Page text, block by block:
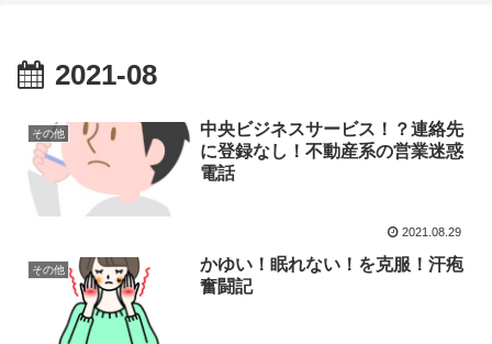
2021-08
その他
中央ビジネスサービス！？連絡先
に登録なし！不動産系の営業迷惑
電話
2021.08.29
その他
かゆい！眠れない！を克服！汗疱
奮闘記